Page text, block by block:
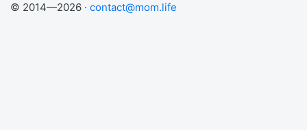
© 2014—2026 · contact@mom.life